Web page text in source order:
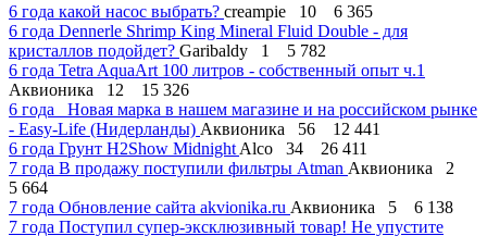
6 года какой насос выбрать? creampie 10
6 365
6 года Dennerle Shrimp King Mineral Fluid Double - для
кристаллов подойдет? Garibaldy 1
5 782
6 года Tetra AquaArt 100 литров - собственный опыт ч.1
Аквионика
12
15 326
6 года
Новая марка в нашем магазине и на российском рынке
- Easy-Life (Нидерланды) Аквионика 56
12 441
6 года Грунт H2Show Midnight Alco 34
26 411
7 года В продажу поступили фильтры Atman Аквионика
2
5 664
7 года Обновление сайта akvionika.ru Аквионика 5
6 138
7 года Поступил супер-эксклюзивный товар! Не упустите